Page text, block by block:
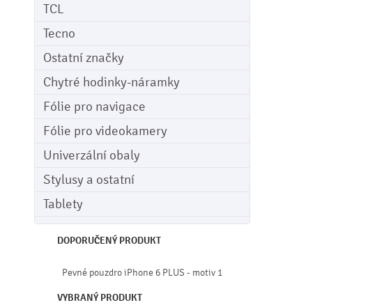
TCL
Tecno
Ostatní značky
Chytré hodinky-náramky
Fólie pro navigace
Fólie pro videokamery
Univerzální obaly
Stylusy a ostatní
Tablety
DOPORUČENÝ PRODUKT
Pevné pouzdro iPhone 6 PLUS - motiv 1
VYBRANÝ PRODUKT